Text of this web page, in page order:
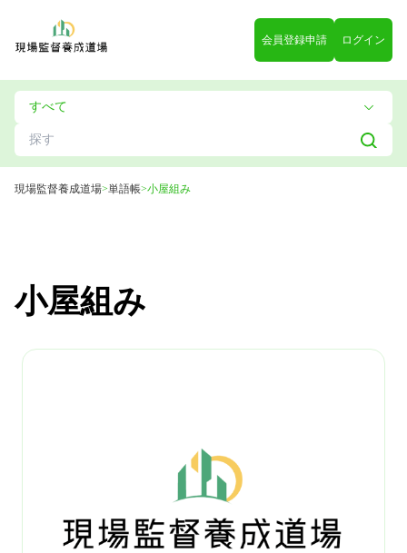
会員登録申請 ログイン
現場監督養成道場>単語帳>小屋組み
小屋組み